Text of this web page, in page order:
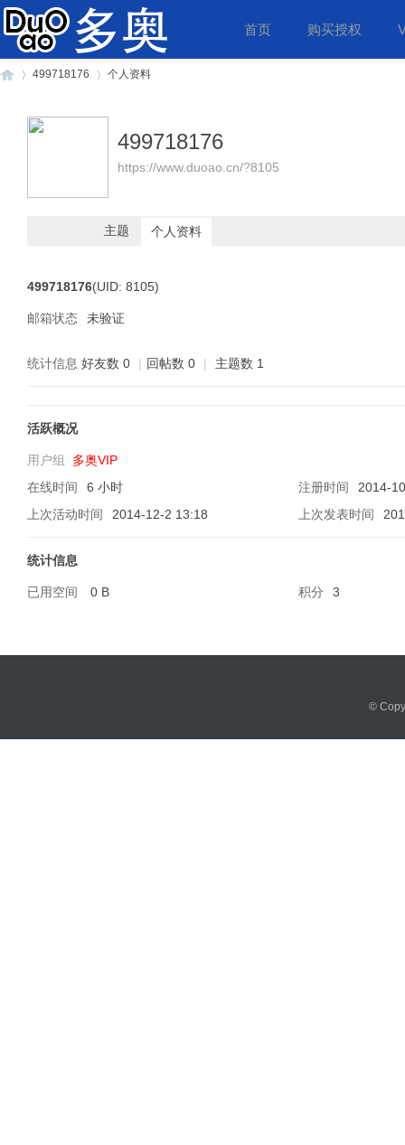
首页 购买授权
499718176 个人资料
499718176
https://www.duoao.cn/?8105
主题 个人资料
499718176(UID: 8105)
邮箱状态 未验证
统计信息 好友数 0 | 回帖数 0 | 主题数 1
活跃概况
用户组 多奥VIP
在线时间
6 小时 注册时间
2014-
上次活动时间
2014-12-2 13:18 上次发表时间
统计信息
已用空间 0 B 积分 3
©